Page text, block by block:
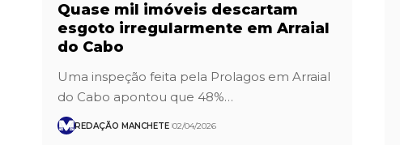
Quase mil imóveis descartam
esgoto irregularmente em Arraial
do Cabo
Uma inspeção feita pela Prolagos em Arraial
do Cabo apontou que 48%…
REDAÇÃO MANCHETE 02/04/2026